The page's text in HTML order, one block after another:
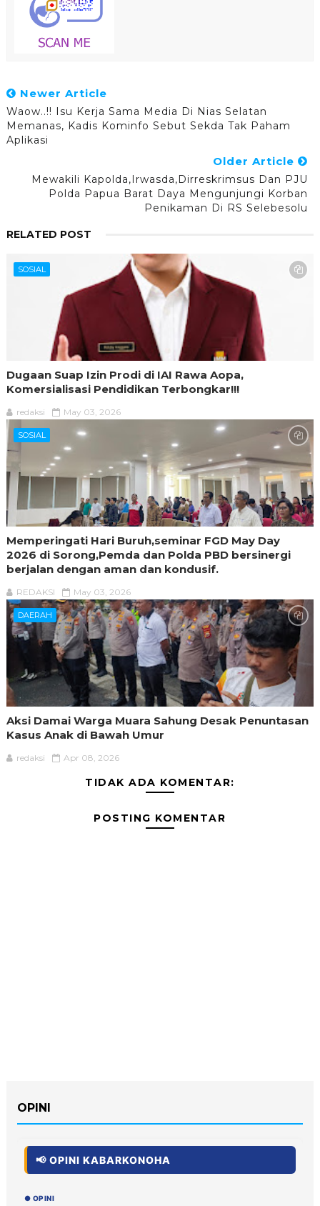
Newer Article
Waow..!! Isu Kerja Sama Media Di Nias Selatan
Memanas, Kadis Kominfo Sebut Sekda Tak Paham
Aplikasi
Older Article
Mewakili Kapolda,Irwasda,Dirreskrimsus Dan PJU
Polda Papua Barat Daya Mengunjungi Korban
Penikaman Di RS Selebesolu
RELATED POST
SOSIAL
Dugaan Suap Izin Prodi di IAI Rawa Aopa,
Komersialisasi Pendidikan Terbongkar!!!
redaksi May 03, 2026
SOSIAL
Memperingati Hari Buruh,seminar FGD May Day
2026 di Sorong,Pemda dan Polda PBD bersinergi
berjalan dengan aman dan kondusif.
REDAKSI May 03, 2026
DAERAH
Aksi Damai Warga Muara Sahung Desak Penuntasan
Kasus Anak di Bawah Umur
redaksi Apr 08, 2026
TIDAK ADA KOMENTAR:
POSTING KOMENTAR
OPINI
📢 OPINI KABARKONOHA
● OPINI